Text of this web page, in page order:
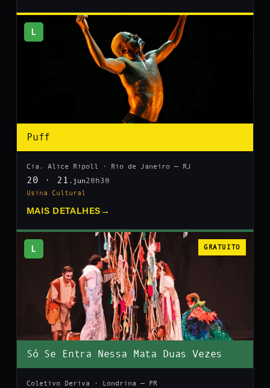
L
Puff
Cia. Alice Ripoll · Rio de Janeiro — RJ
20 · 21 .jun20h30
Usina Cultural
MAIS DETALHES →
L GRATUITO
Só Se Entra Nessa Mata Duas Vezes
Coletivo Deriva · Londrina — PR